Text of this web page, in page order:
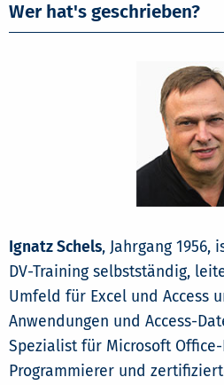
Wer hat's geschrieben?
Ignatz Schels, Jahrgang 1956,
DV-Training selbstständig,
Umfeld für Excel und Access
Anwendungen und Access-
Spezialist für Microsoft Office-
Programmierer und